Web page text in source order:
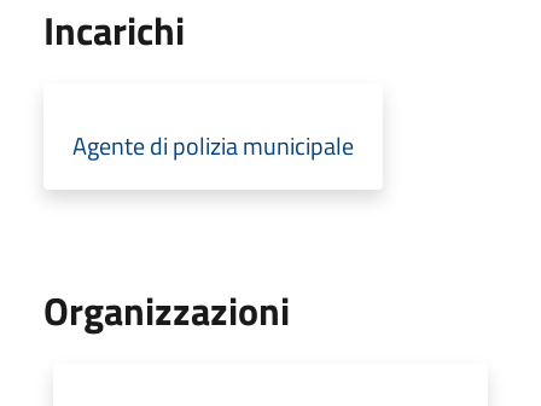
Incarichi
Agente di polizia municipale
Organizzazioni